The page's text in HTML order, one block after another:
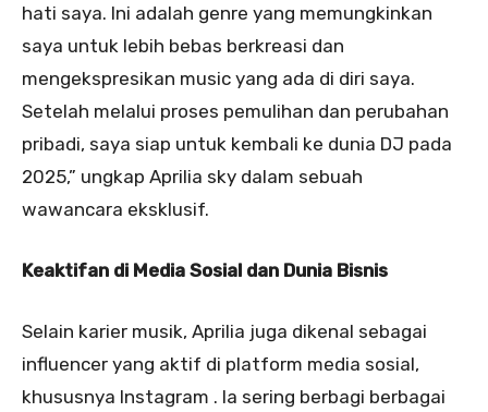
hati saya. Ini adalah genre yang memungkinkan
saya untuk lebih bebas berkreasi dan
mengekspresikan music yang ada di diri saya.
Setelah melalui proses pemulihan dan perubahan
pribadi, saya siap untuk kembali ke dunia DJ pada
2025,” ungkap Aprilia sky dalam sebuah
wawancara eksklusif.
Keaktifan di Media Sosial dan Dunia Bisnis
Selain karier musik, Aprilia juga dikenal sebagai
influencer yang aktif di platform media sosial,
khususnya Instagram . Ia sering berbagi berbagai